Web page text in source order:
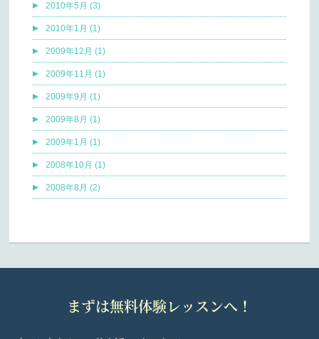
2010年5月 (3)
2010年1月 (1)
2009年12月 (1)
2009年11月 (1)
2009年9月 (1)
2009年8月 (1)
2009年1月 (1)
2008年10月 (1)
2008年8月 (2)
まずは無料体験レッスンへ！